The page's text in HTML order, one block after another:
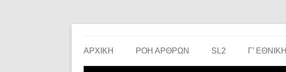
ΑΡΧΙΚΗ ΡΟΗ ΑΡΘΡΩΝ SL2 Γ’ ΕΘΝΙΚΉ